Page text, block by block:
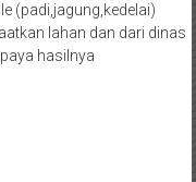
(padi,jagung,kedelai)
lahan dan dari dinas
hasilnya